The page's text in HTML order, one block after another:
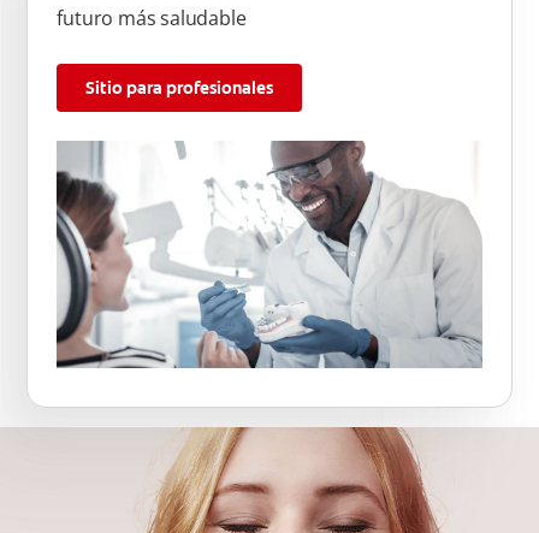
futuro más saludable
Sitio para profesionales